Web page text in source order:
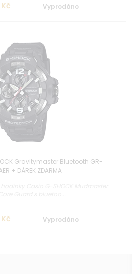
Kč Vyprodáno
Gravitymaster Bluetooth GR-
+ DÁREK ZDARMA
Vyprodáno